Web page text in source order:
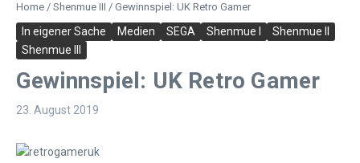
Home / Shenmue III / Gewinnspiel: UK Retro Gamer
In eigener Sache Medien SEGA Shenmue I
Shenmue II
Shenmue III
Gewinnspiel: UK Retro Gamer
23. August 2019